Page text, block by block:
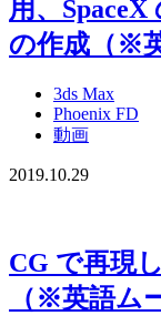
用、
の作成（※
3ds Max
Phoenix FD
動画
2019.10.29
CG で再現
（※英語ム